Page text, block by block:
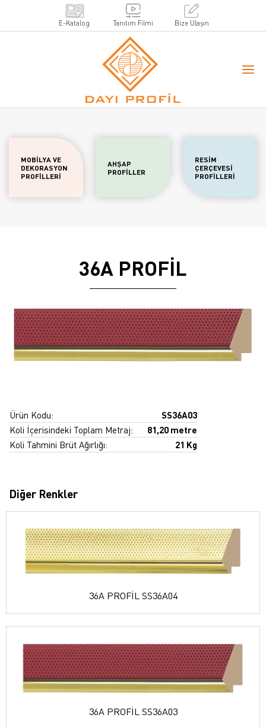
E-Katalog Tanıtım Filmi Bize Ulaşın
MOBİLYA VE
DEKORASYON
PROFİLLERİ
AHŞAP
PROFİLLER
RESİM
ÇERÇEVESİ
PROFİLLERİ
36A PROFİL
Ürün Kodu:
SS36A03
Koli İçerisindeki Toplam Metraj:
81,20 metre
Koli Tahmini Brüt Ağırlığı:
21 Kg
Diğer Renkler
36A PROFİL SS36A04
36A PROFİL SS36A03